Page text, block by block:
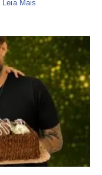
Leia Mais